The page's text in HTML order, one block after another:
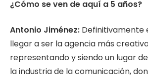
¿Cómo se ven de aquí a 5 años?
Antonio Jiménez: Definitivamente
llegar a ser la agencia más
representando y siendo un lugar
la industria de la comunicación,